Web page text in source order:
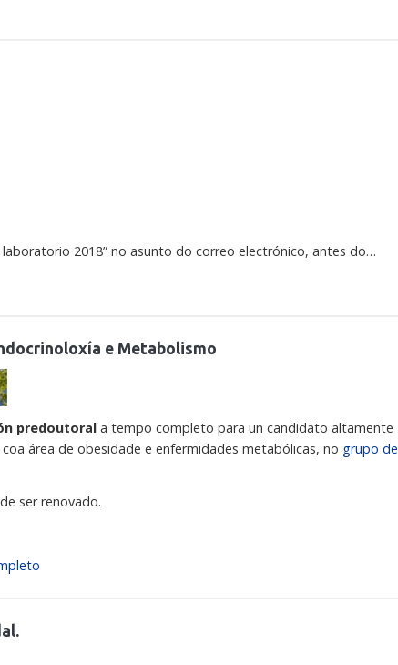
laboratorio 2018” no asunto do correo electrónico, antes do…
e Metabolismo
predoutoral a tempo completo para un candidato altamente
coa área de obesidade e enfermidades metabólicas, no grupo de
ser renovado.